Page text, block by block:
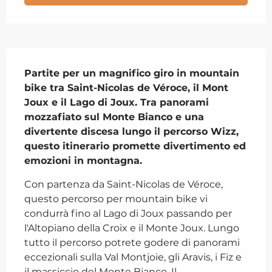
Partite per un magnifico giro in mountain
bike tra Saint-Nicolas de Véroce, il Mont
Joux e il Lago di Joux. Tra panorami
mozzafiato sul Monte Bianco e una
divertente discesa lungo il percorso Wizz,
questo itinerario promette divertimento ed
emozioni in montagna.
Con partenza da Saint-Nicolas de Véroce,
questo percorso per mountain bike vi
condurrà fino al Lago di Joux passando per
l'Altopiano della Croix e il Monte Joux. Lungo
tutto il percorso potrete godere di panorami
eccezionali sulla Val Montjoie, gli Aravis, i Fiz e